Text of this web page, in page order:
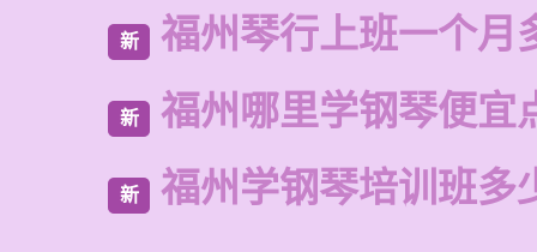
新 福州琴行上班一个月
新 福州哪里学钢琴便宜
新 福州学钢琴培训班多